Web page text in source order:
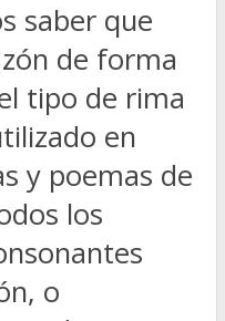
saber que
de forma
tipo de rima
en
y poemas de
los
o